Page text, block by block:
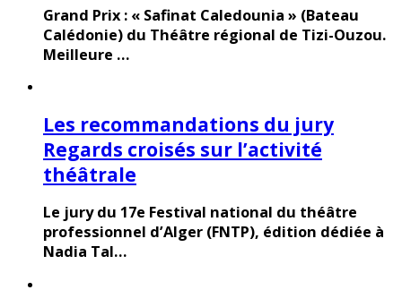
Grand Prix : « Safinat Caledounia » (Bateau
Calédonie) du Théâtre régional de Tizi-Ouzou.
Meilleure …
Les recommandations du jury
Regards croisés sur l’activité
théâtrale
Le jury du 17e Festival national du théâtre
professionnel d’Alger (FNTP), édition dédiée à
Nadia Tal…